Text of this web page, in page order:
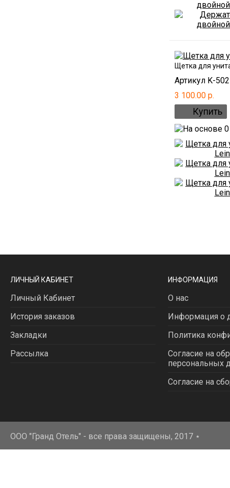
Щетка для
Артикул K-
3 100.00 р.
ЛИЧНЫЙ КАБИНЕТ
Личный Кабинет
История заказов
Закладки
Рассылка
ИНФОРМАЦИЯ
О нас
Информация о
Политика
Согласие на
персональных
Согласие на
ООО "Гранд Отель" - все права защищены, 2017 ⋆